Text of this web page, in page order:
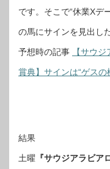
です。そこで“休業Xデ
の馬にサインを見出し
予想時の記事 【サウ
賞典】サインは“ゲス
結果
土曜 『サウジアラビア